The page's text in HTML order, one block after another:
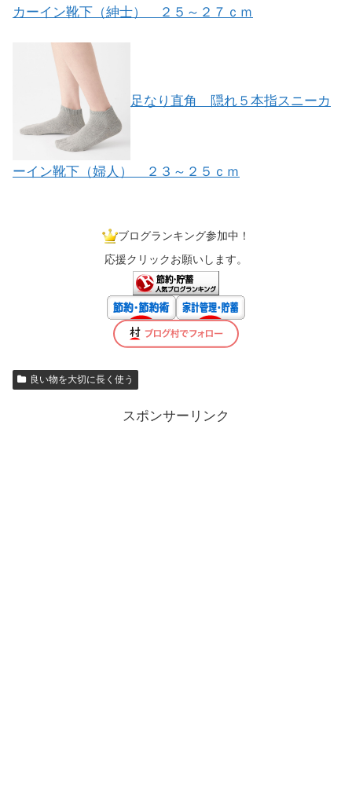
カーイン靴下（紳士） ２５～２７ｃｍ
足なり直角 隠れ５本指スニーカ
ーイン靴下（婦人） ２３～２５ｃｍ
ブログランキング参加中！
応援クリックお願いします。
良い物を大切に長く使う
スポンサーリンク